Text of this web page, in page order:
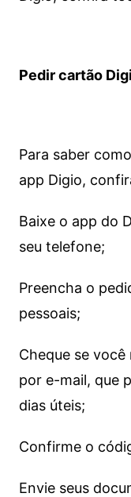
Pedir cartão
Para saber
app Digio,
Baixe o app do
seu telefone;
Preencha o
pessoais;
Cheque se
por e-mail, que
dias úteis;
Confirme o
Envie seus